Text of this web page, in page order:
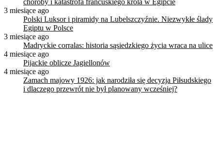
3 miesiące ago
Polski Luksor i piramidy na Lubelszczyźnie. Niezwykłe ślady
Egiptu w Polsce
3 miesiące ago
Madryckie corralas: historia sąsiedzkiego życia wraca na ulice
4 miesiące ago
Pijackie oblicze Jagiellonów
4 miesiące ago
Zamach majowy 1926: jak narodziła się decyzja Piłsudskiego
i dlaczego przewrót nie był planowany wcześniej?